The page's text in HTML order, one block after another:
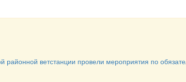
районной ветстанции провели мероприятия по